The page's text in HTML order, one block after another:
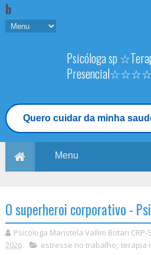
b
Psicóloga sp
Presencial☆☆☆☆
TCC em Sp
Quero cuidar da minha
O superheroi corporativo -
Psicóloga Maristela Vallim Botari CRP-
2026
estresse no trabalho, terapia